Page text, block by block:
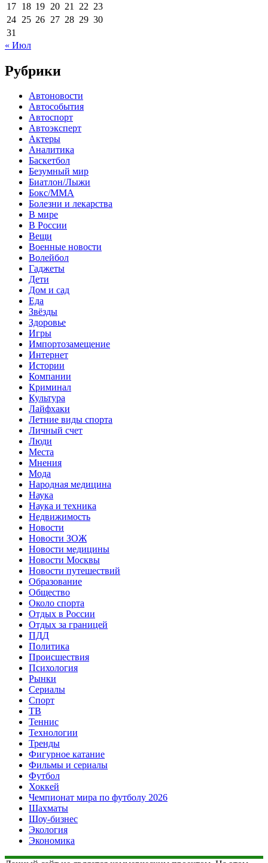
17 18 19 20 21 22 23
24 25 26 27 28 29 30
31
« Июл
Рубрики
Автоновости
Автособытия
Автоспорт
Автоэксперт
Актеры
Аналитика
Баскетбол
Безумный мир
Биатлон/Лыжи
Бокс/MMA
Болезни и лекарства
В мире
В России
Вещи
Военные новости
Волейбол
Гаджеты
Дети
Дом и сад
Еда
Звёзды
Здоровье
Игры
Импортозамещение
Интернет
Истории
Компании
Криминал
Культура
Лайфхаки
Летние виды спорта
Личный счет
Люди
Места
Мнения
Мода
Народная медицина
Наука
Наука и техника
Недвижимость
Новости
Новости ЗОЖ
Новости медицины
Новости Москвы
Новости путешествий
Образование
Общество
Около спорта
Отдых в России
Отдых за границей
ПДД
Политика
Происшествия
Психология
Рынки
Сериалы
Спорт
ТВ
Теннис
Технологии
Тренды
Фигурное катание
Фильмы и сериалы
Футбол
Хоккей
Чемпионат мира по футболу 2026
Шахматы
Шоу-бизнес
Экология
Экономика